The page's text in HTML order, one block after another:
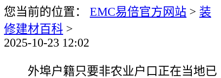
您当前的位置： EMC易倍官方网站 > 装
修建材百科 >
2025-10-23 12:02
外埠户籍只要非农业户口正在当地已